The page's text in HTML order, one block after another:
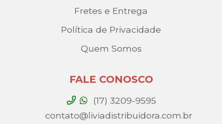
Fretes e Entrega
Política de Privacidade
Quem Somos
FALE CONOSCO
(17) 3209-9595
contato@liviadistribuidora.com.br